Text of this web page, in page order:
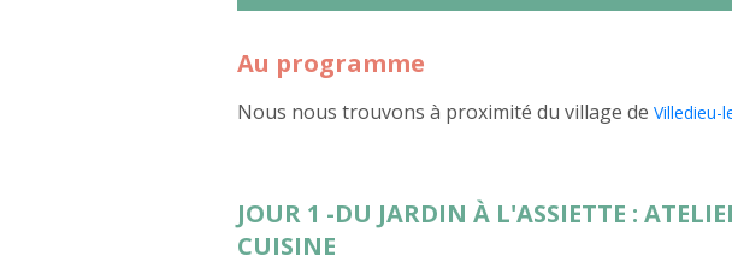
Au programme
Nous nous trouvons à proximité du village de Villedieu-
JOUR 1 -DU JARDIN À L'ASSIETTE :
CUISINE